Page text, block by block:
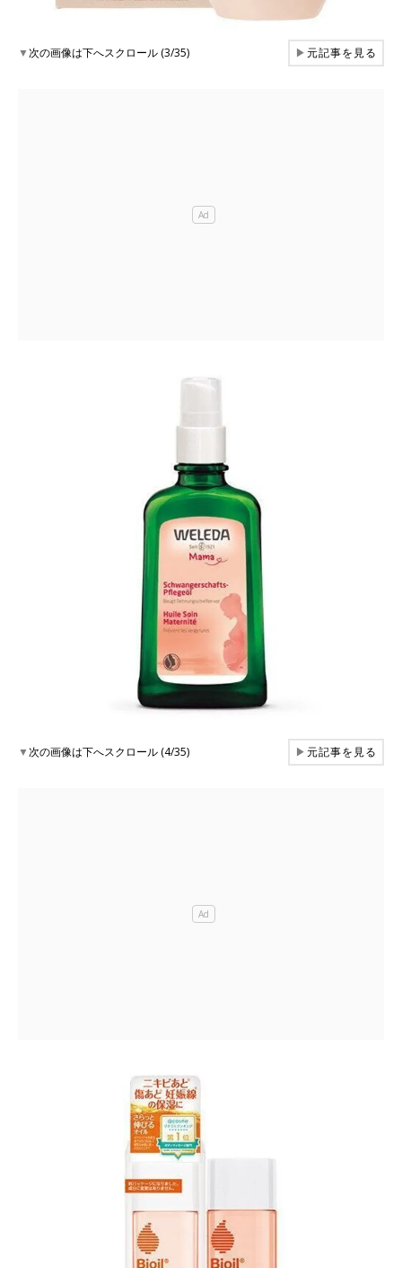
▼次の画像は下へスクロール (3/35) ▶元記事を見る
▼次の画像は下へスクロール (4/35) ▶元記事を見る